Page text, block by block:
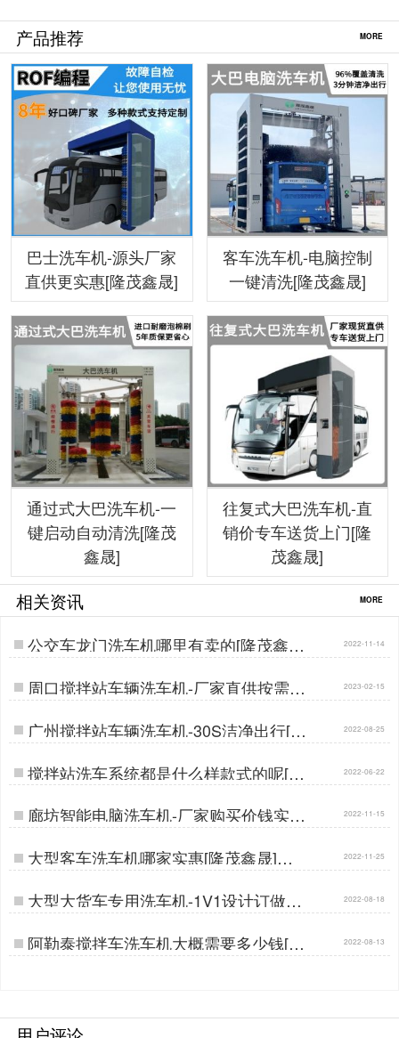
产品推荐 MORE
巴士洗车机-源头厂家
直供更实惠[隆茂鑫晟]
客车洗车机-电脑控制
一键清洗[隆茂鑫晟]
通过式大巴洗车机-一
键启动自动清洗[隆茂
鑫晟]
往复式大巴洗车机-直
销价专车送货上门[隆
茂鑫晟]
相关资讯 MORE
公交车龙门洗车机哪里有卖的[隆茂鑫晟]
…
2022-11-14
周口搅拌站车辆洗车机-厂家直供按需定
制[隆茂鑫晟]…
2023-02-15
广州搅拌站车辆洗车机-30S洁净出行[隆
茂鑫晟]…
2022-08-25
搅拌站洗车系统都是什么样款式的呢[隆
茂鑫晟]…
2022-06-22
廊坊智能电脑洗车机-厂家购买价钱实惠
[隆茂鑫晟]…
2022-11-15
大型客车洗车机哪家实惠[隆茂鑫晟]… 2022-11-25
大型大货车专用洗车机-1V1设计订做生
产[隆茂鑫晟] …
2022-08-18
阿勒泰搅拌车洗车机大概需要多少钱[隆
茂鑫晟]…
2022-08-13